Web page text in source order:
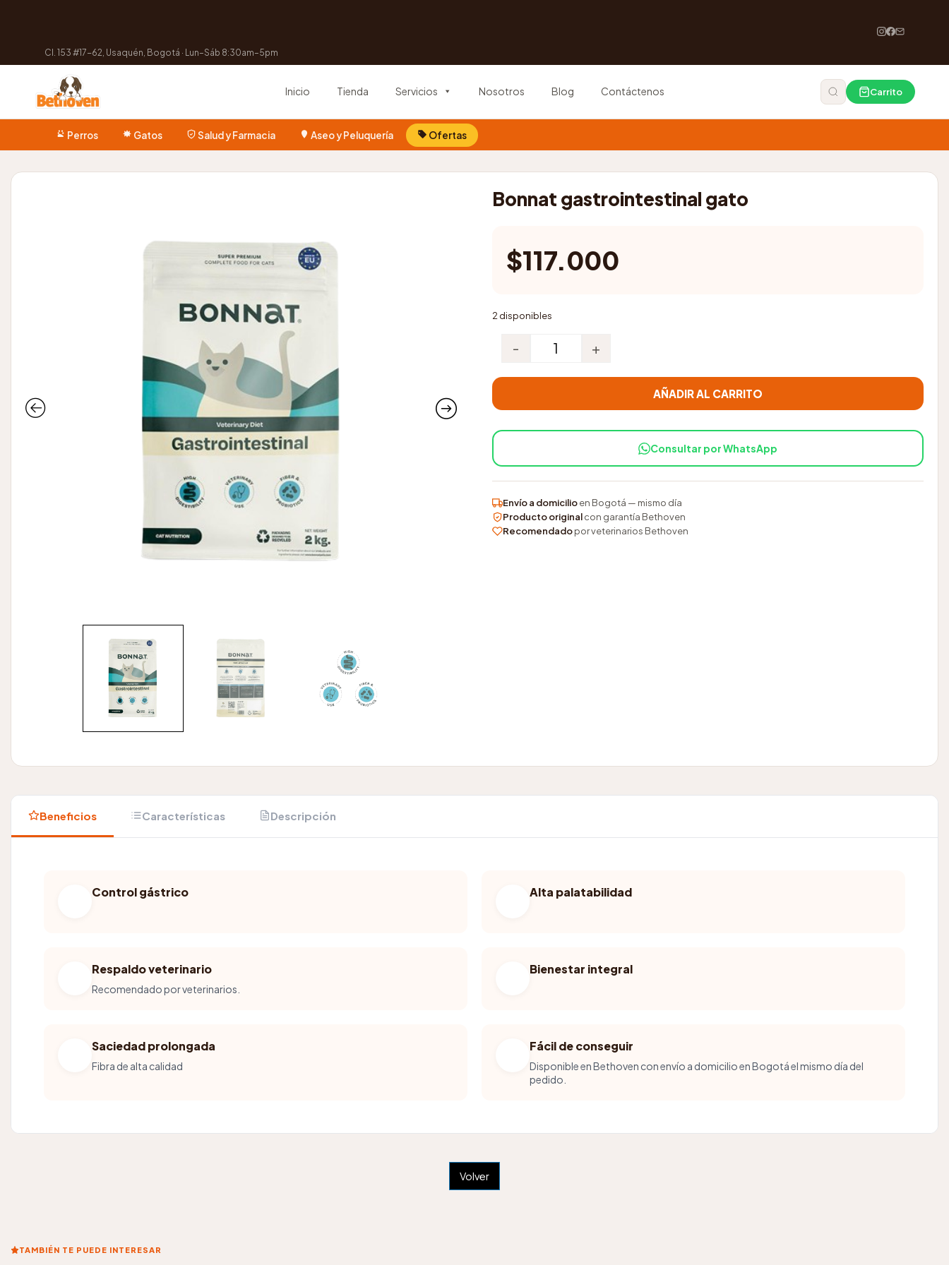
Cl. 153 #17-62, Usaquén, Bogotá · Lun–Sáb 8:30am–5pm
Inicio Tienda Servicios Nosotros Blog Contáctenos Carrito
Perros Gatos Salud y Farmacia Aseo y Peluquería Ofertas
Bonnat gastrointestinal gato
$117.000
2 disponibles
Bonnat gastrointestinal gato cantidad
- +
AÑADIR AL CARRITO
Consultar por WhatsApp
Envío a domicilioen Bogotá — mismo día
Producto originalcon garantía Bethoven
Recomendadopor veterinarios Bethoven
Beneficios Características Descripción
Control gástrico Alta palatabilidad
Respaldo veterinario
Recomendado por veterinarios.
Bienestar integral
Saciedad prolongada
Fibra de alta calidad
Fácil de conseguir
Disponible en Bethoven con envío a domicilio en Bogotá el mismo día del
pedido.
Volver
TAMBIÉN TE PUEDE INTERESAR